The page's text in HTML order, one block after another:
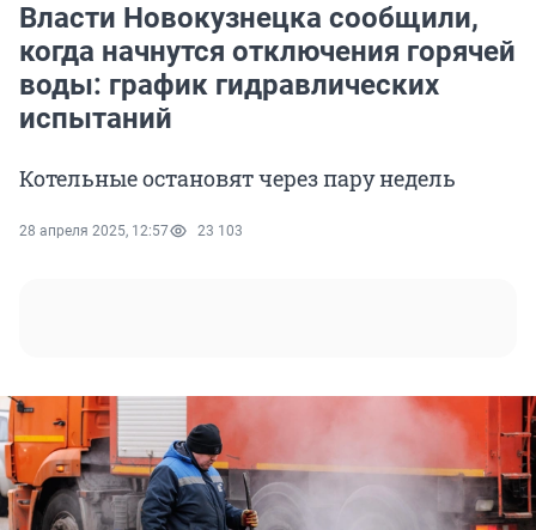
Власти Новокузнецка сообщили,
когда начнутся отключения горячей
воды: график гидравлических
испытаний
Котельные остановят через пару недель
28 апреля 2025, 12:57 23 103